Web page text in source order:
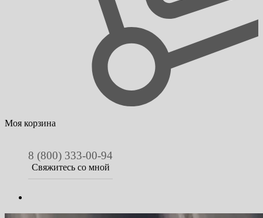
Моя корзина
8 (800) 333-00-94
Свяжитесь со мной